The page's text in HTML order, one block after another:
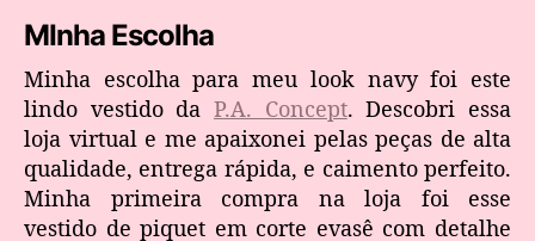
MInha Escolha
Minha escolha para meu look navy foi este
lindo vestido da P.A. Concept. Descobri essa
loja virtual e me apaixonei pelas peças de alta
qualidade, entrega rápida, e caimento perfeito.
Minha primeira compra na loja foi esse
vestido de piquet em corte evasê com detalhe